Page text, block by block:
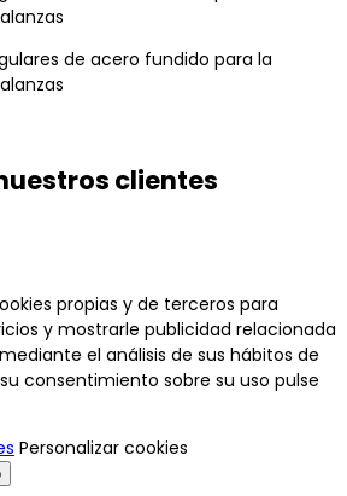
clientes
propias y de terceros para
y mostrarle publicidad relacionada
el análisis de sus hábitos de
consentimiento sobre su uso pulse
Personalizar cookies